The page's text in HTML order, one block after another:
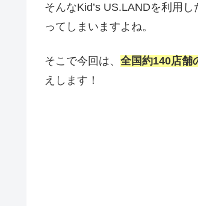
そんなKid’s US.LANDを利用
ってしまいますよね。
そこで今回は、 全国約140店舗
えします！